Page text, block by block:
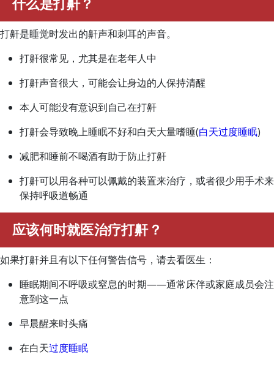
打鼾是睡觉时发出的鼾声和刺耳的声音。
打鼾很常见，尤其是在老年人中
打鼾声音很大，可能会让身边的人保持清醒
本人可能没有意识到自己在打鼾
打鼾会导致晚上睡眠不好和白天大量嗜睡(白天过度睡眠)
减肥和睡前不喝酒有助于防止打鼾
打鼾可以用各种可以佩戴的装置来治疗，或者很少用手术来
保持呼吸道畅通
应该何时就医治疗打鼾？
如果打鼾并且有以下任何警告信号，请去看医生：
睡眠期间不呼吸或窒息的时期——通常床伴或家庭成员会注
意到这一点
早晨醒来时头痛
在白天过度睡眠